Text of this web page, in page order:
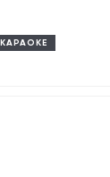
КАРАОКЕ